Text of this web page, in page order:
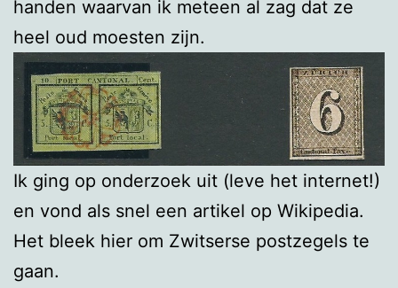
handen waarvan ik meteen al zag dat ze
heel oud moesten zijn.
Ik ging op onderzoek uit (leve het internet!)
en vond als snel een artikel op Wikipedia.
Het bleek hier om Zwitserse postzegels te
gaan.